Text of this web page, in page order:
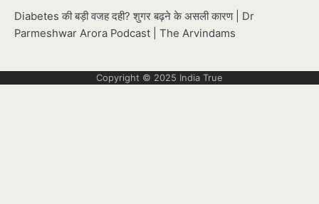
Diabetes की बड़ी वजह दही? शुगर बढ़ने के असली कारण | Dr
Parmeshwar Arora Podcast | The Arvindams
Copyright © 2025 India True